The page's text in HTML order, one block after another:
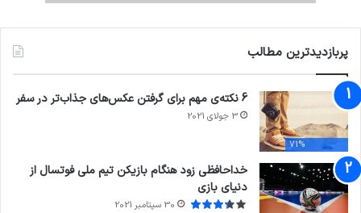
پربازدیدترین مطالب
71%
6 نکته‌ی مهم برای گرفتن عکس‌های جذاب‌تر در سفر
3 جولای 2021
خداحافظی زود هنگام بازیکن تیم ملی فوتسال از
دنیای بازی
30 سپتامبر 2021